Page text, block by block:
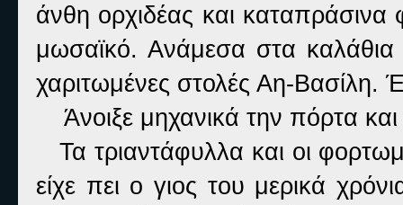
άνθη ορχιδέας και
μωσαϊκό. Ανάμεσα στα
χαριτωμένες στολές Αη-Βασίλη.
Άνοιξε μηχανικά την πόρτα
Τα τριαντάφυλλα και οι
είχε πει ο γιος του μερικά